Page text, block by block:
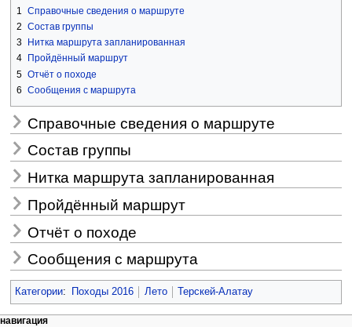
1
Справочные сведения о маршруте
2 Состав группы
3
Нитка маршрута запланированная
4
Пройдённый маршрут
5 Отчёт о походе
6 Сообщения с маршрута
Справочные сведения о маршруте
Состав группы
Нитка маршрута запланированная
Пройдённый маршрут
Отчёт о походе
Сообщения с маршрута
Категории: Походы 2016 Лето Терскей-Алатау
Н
действия на странице
персональные инструменты
навигация